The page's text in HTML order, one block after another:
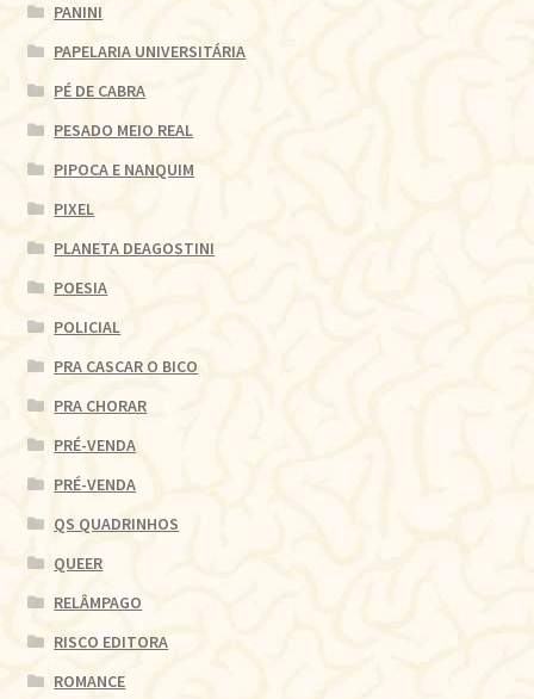
PANINI
PAPELARIA UNIVERSITÁRIA
PÉ DE CABRA
PESADO MEIO REAL
PIPOCA E NANQUIM
PIXEL
PLANETA DEAGOSTINI
POESIA
POLICIAL
PRA CASCAR O BICO
PRA CHORAR
PRÉ-VENDA
PRÉ-VENDA
QS QUADRINHOS
QUEER
RELÂMPAGO
RISCO EDITORA
ROMANCE